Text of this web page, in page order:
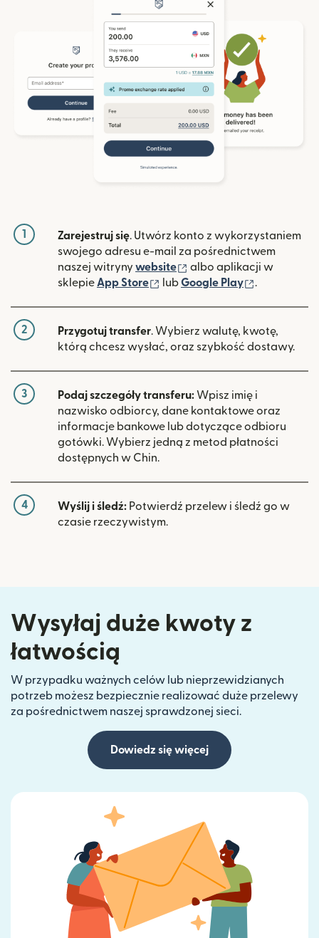
1 Zarejestruj się. Utwórz konto z wykorzystaniem
swojego adresu e-mail za pośrednictwem
naszej witryny website (otwiera się w nowym
albo aplikacji w
sklepieApp Store (otwiera się w nowym oknie)
lubGoogle Play (otwiera się
.
2 Przygotuj transfer. Wybierz walutę, kwotę,
którą chcesz wysłać, oraz szybkość dostawy.
3 Podaj szczegóły transferu: Wpisz imię i
nazwisko odbiorcy, dane kontaktowe oraz
informacje bankowe lub dotyczące odbioru
gotówki. Wybierz jedną z metod płatności
dostępnych w Chin.
4 Wyślij i śledź: Potwierdź przelew i śledź go w
czasie rzeczywistym.
Wysyłaj duże kwoty z
łatwością
W przypadku ważnych celów lub nieprzewidzianych
potrzeb możesz bezpiecznie realizować duże przelewy
za pośrednictwem naszej sprawdzonej sieci.
Dowiedz się więcej